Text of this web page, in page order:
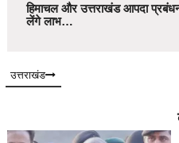
हिमाचल और उत्तराखंड आपदा
लेंगे लाभ…
उत्तराखंड